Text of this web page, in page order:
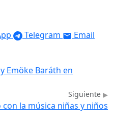
Telegram Email
Emöke Baráth en
Siguiente
con la música niñas y niños